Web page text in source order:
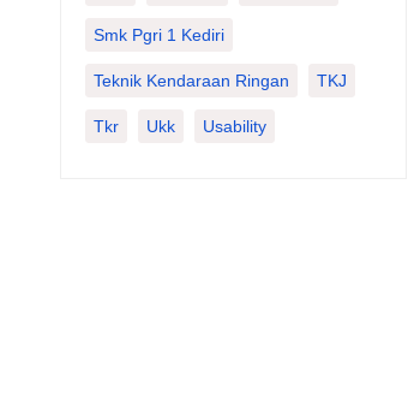
Smk Pgri 1 Kediri
Teknik Kendaraan Ringan TKJ
Tkr Ukk Usability